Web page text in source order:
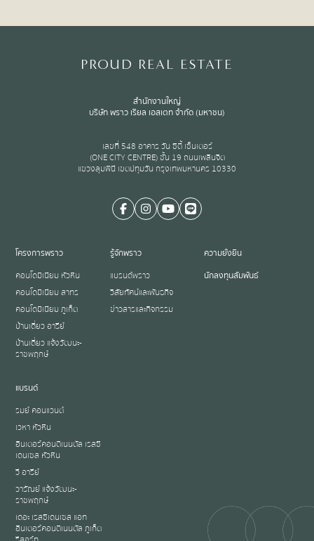
PROUD REAL ESTATE
สำนักงานใหญ่
บริษัท พราว เรียล เอสเตท จำกัด (มหาชน)
เลขที่ 548 อาคาร วัน ซิตี้ เซ็นเตอร์
(ONE CITY CENTRE) ชั้น 19 ถนนเพลินจิต
แขวงลุมพินี เขตปทุมวัน กรุงเทพมหานคร 10330
โครงการพราว
คอนโดมิเนียม หัวหิน
คอนโดมิเนียม สาทร
คอนโดมิเนียม ภูเก็ต
บ้านเดี่ยว อารีย์
บ้านเดี่ยว แจ้งวัฒนะ-
ราชพฤกษ์
แบรนด์
รมย์ คอนแวนต์
เวหา หัวหิน
อินเตอร์คอนติเนนตัล เรสซิ
เดนเซส หัวหิน
วี อารีย์
วารัณย์ แจ้งวัฒนะ-
ราชพฤกษ์
เดอะ เรสซิเดนเซส แอท
อินเตอร์คอนติเนนตัล ภูเก็ต
รู้จักพราว
แบรนด์พราว
วิสัยทัศน์และพันธกิจ
ข่าวสารและกิจกรรม
ความยั่งยืน
นักลงทุนสัมพันธ์